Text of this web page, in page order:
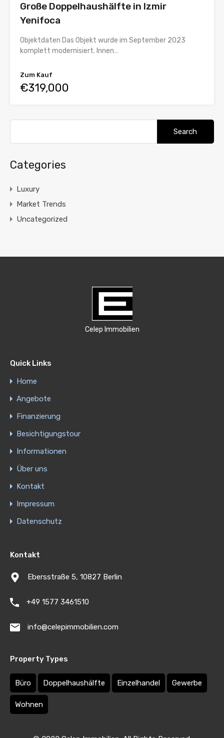
Große Doppelhaushälfte in Izmir
Yenifoca
Objektdaten Das Objekt wurde im September 2023
komplett modernisiert. Innen…
Zum Kauf
€319,000
Categories
Luxury
Market Trends
Uncategorized
Celep Immobilien
Quick Links
Home
Angebote
Finanzierung
Besichtigungstour
Informationen
Über uns
Kontakt
Impressum
Datenschutz
Kontakt
Ebersstraße 5, 10827 Berlin
+49 1577 3461510
info@celepimmobilien.com
Property Types
Büro Doppelhaushälfte Einzelhandel Gewerbe
Wohnen